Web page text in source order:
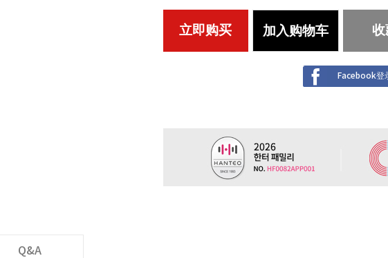
立即购买 加入购物车
Facebook登
Q&A